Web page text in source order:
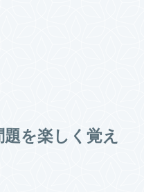
を楽しく覚え